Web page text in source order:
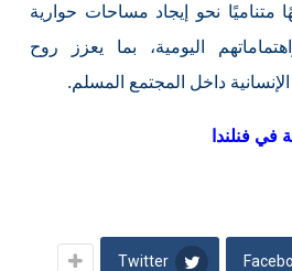
نحو إيجاد مساحات حوارية
اليومية، بما يعزز روح
داخل المجتمع المسلم.
في فنلندا
Twitter